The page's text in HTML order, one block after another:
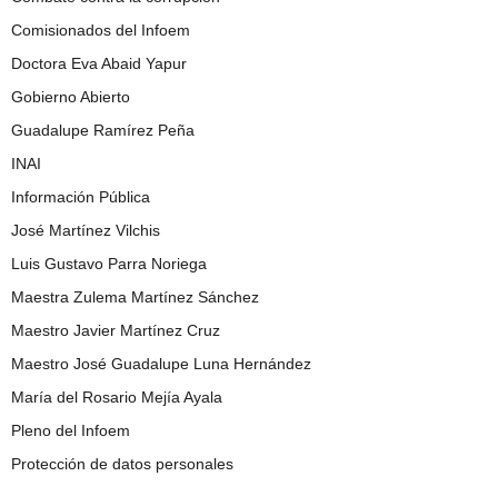
Comisionados del Infoem
Doctora Eva Abaid Yapur
Gobierno Abierto
Guadalupe Ramírez Peña
INAI
Información Pública
José Martínez Vilchis
Luis Gustavo Parra Noriega
Maestra Zulema Martínez Sánchez
Maestro Javier Martínez Cruz
Maestro José Guadalupe Luna Hernández
María del Rosario Mejía Ayala
Pleno del Infoem
Protección de datos personales